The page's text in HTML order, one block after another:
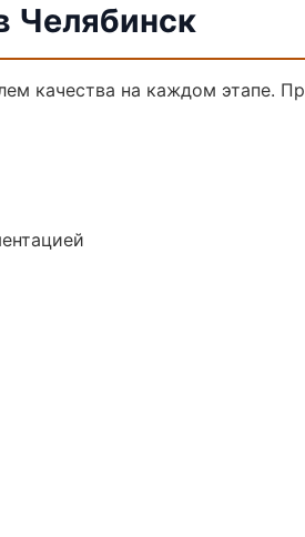
Челябинск
качества на каждом этапе.